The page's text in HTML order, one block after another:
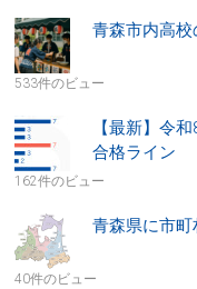
青森市内高
533件のビュー
【最新】令
合格ライン
162件のビュー
青森県に市町
40件のビュー